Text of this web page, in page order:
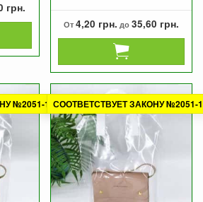
грн.
От 4,20 грн. до 35,60 грн.
№2051-1 СООТВЕТСТВУЕТ ЗАКОНУ №2051-1